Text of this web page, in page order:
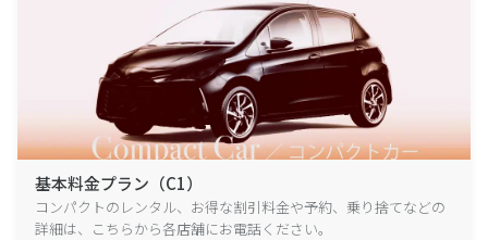
基本料金プラン（C1）
コンパクトのレンタル、お得な割引料金や予約、乗り捨てなどの
詳細は、こちらから各店舗にお電話ください。